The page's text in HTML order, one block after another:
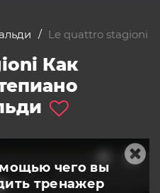
Le quattro stagioni
Как
чего вы
тренажер